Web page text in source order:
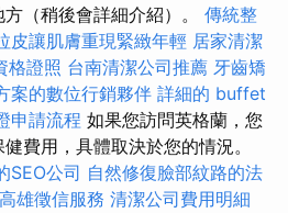
（稍後會詳細介紹）。 傳統整
皮讓肌膚重現緊緻年輕 居家清潔
格證照 台南清潔公司推薦 牙齒矯
案的數位行銷夥伴 詳細的 buffet
申請流程 如果您訪問英格蘭，您
費用，具體​​取決於您的情況。
SEO公司 自然修復臉部紋路的法
高雄徵信服務 清潔公司費用明細